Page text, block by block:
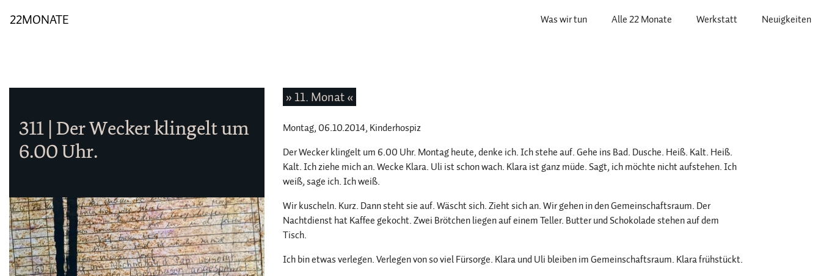
22MONATE Was wir tun Alle 22 Monate Werkstatt Neuigkeiten
311 | Der Wecker klingelt um
6.00 Uhr.
» 11. Monat «
Montag, 06.10.2014, Kinderhospiz
Der Wecker klingelt um 6.00 Uhr. Montag heute, denke ich. Ich stehe auf. Gehe ins Bad. Dusche. Heiß. Kalt. Heiß.
Kalt. Ich ziehe mich an. Wecke Klara. Uli ist schon wach. Klara ist ganz müde. Sagt, ich möchte nicht aufstehen. Ich
weiß, sage ich. Ich weiß.
Wir kuscheln. Kurz. Dann steht sie auf. Wäscht sich. Zieht sich an. Wir gehen in den Gemeinschaftsraum. Der
Nachtdienst hat Kaffee gekocht. Zwei Brötchen liegen auf einem Teller. Butter und Schokolade stehen auf dem
Tisch.
Ich bin etwas verlegen. Verlegen von so viel Fürsorge. Klara und Uli bleiben im Gemeinschaftsraum. Klara frühstückt.